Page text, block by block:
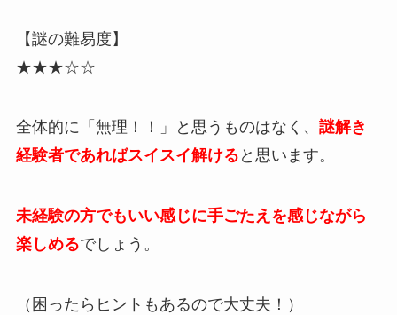
【謎の難易度】
★★★☆☆
全体的に「無理！！」と思うものはなく、 謎解き
経験者であればスイスイ解ける と思います。
未経験の方でもいい感じに手ごたえを感じながら
楽しめるでしょう。
（困ったらヒントもあるので大丈夫！）